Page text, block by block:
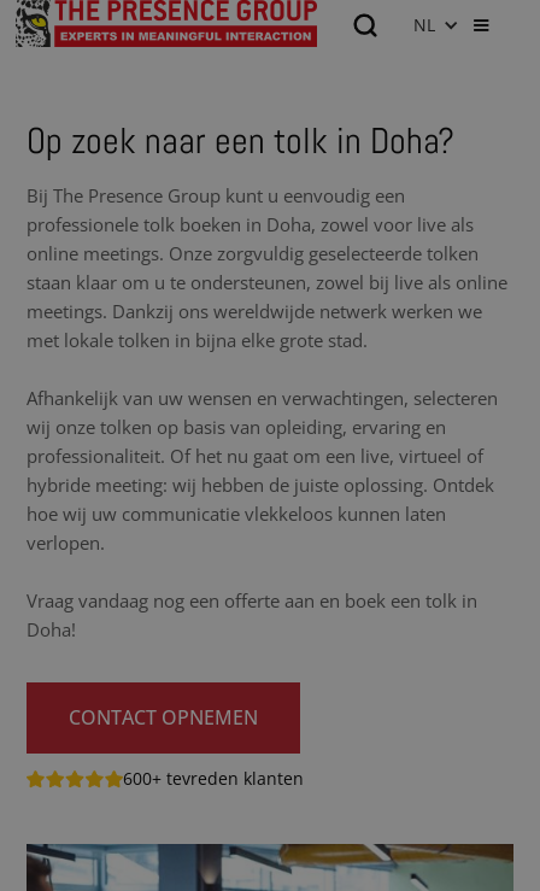
NL
Op zoek naar een tolk in Doha?
Bij The Presence Group kunt u eenvoudig een
professionele tolk boeken in Doha, zowel voor live als
online meetings. Onze zorgvuldig geselecteerde tolken
staan klaar om u te ondersteunen, zowel bij live als online
meetings. Dankzij ons wereldwijde netwerk werken we
met lokale tolken in bijna elke grote stad.
Afhankelijk van uw wensen en verwachtingen, selecteren
wij onze tolken op basis van opleiding, ervaring en
professionaliteit. Of het nu gaat om een live, virtueel of
hybride meeting: wij hebben de juiste oplossing. Ontdek
hoe wij uw communicatie vlekkeloos kunnen laten
verlopen.
Vraag vandaag nog een offerte aan en boek een tolk in
Doha!
CONTACT OPNEMEN
600+ tevreden klanten